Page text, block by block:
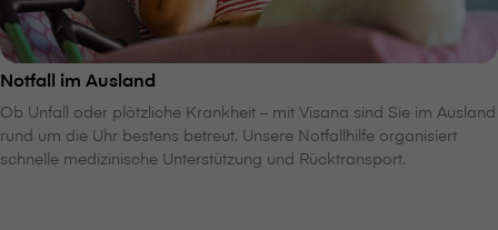
Notfall im Ausland
Ob Unfall oder plötzliche Krankheit – mit V⁠i⁠s⁠a⁠n⁠a sind Sie im Ausland
rund um die Uhr bestens betreut. Unsere Notfallhilfe organisiert
schnelle medizinische Unterstützung und Rücktransport.